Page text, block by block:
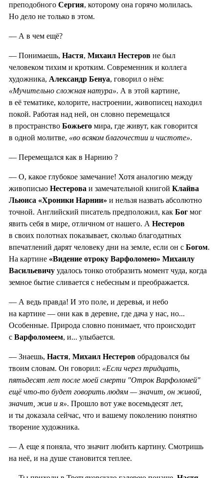
преподобного Сергия, которому она горячо молилась.
Но дело не только в этом.
— А в чем ещё?
— Понимаешь, Настя, Михаил Нестеров не был
человеком тихим и кротким. Современник и коллега
художника, Александр Бенуа, говорил о нём:
«Мучительно сложная натура». А в этой картине,
в её тематике, колорите, настроении, живописец находил
покой. Работая над ней, он словно перемещался
в пространство Божьего мира, где живут, как говорится
в одной молитве, «во всяком благочестии и чистоте».
— Перемещался как в Нарнию ?
— О, какое глубокое замечание! Хотя аналогию между
живописью Нестерова и замечательной книгой Клайва
Льюиса «Хроники Нарнии» и нельзя назвать абсолютно
точной. Английский писатель предположил, как Бог мог
явить себя в мире, отличном от нашего. А Нестеров
в своих полотнах показывает, сколько благодатных
впечатлений дарят человеку дни на земле, если он с Богом.
На картине «Видение отроку Варфоломею» Михаилу
Васильевичу удалось тонко отобразить момент чуда, когда
земное бытие сливается с небесным и преображается.
— А ведь правда! И это поле, и деревья, и небо
на картине — они как в деревне, где дача у нас, но...
Особенные. Природа словно понимает, что происходит
с Варфоломеем, и... улыбается.
— Знаешь, Настя, Михаил Нестеров обрадовался бы
твоим словам. Он говорил: «Если через тридцать,
пятьдесят лет после моей смерти "Отрок Варфоломей"
ещё что-то будет говорить людям — значит, он живой,
значит, жив и я». Прошло вот уже восемьдесят лет,
и ты доказала сейчас, что и вашему поколению понятно
творение художника.
— А еще я поняла, что значит любить картину. Смотришь
на неё, и на душе становится теплее.